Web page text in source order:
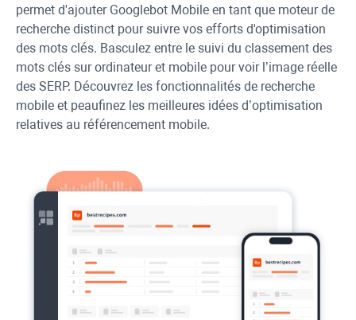
permet d'ajouter Googlebot Mobile en tant que moteur de
recherche distinct pour suivre vos efforts d'optimisation
des mots clés. Basculez entre le suivi du classement des
mots clés sur ordinateur et mobile pour voir l’image réelle
des SERP. Découvrez les fonctionnalités de recherche
mobile et peaufinez les meilleures idées d’optimisation
relatives au référencement mobile.